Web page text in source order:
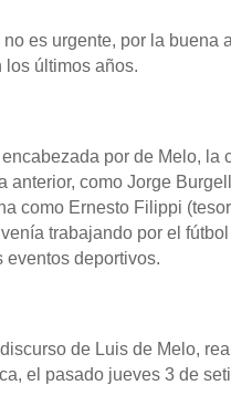
es urgente, por la buena
los últimos años.
por de Melo, la
anterior, como Jorge
como Ernesto Filippi
trabajando por el
eventos deportivos.
de Luis de Melo,
el pasado jueves 3 de